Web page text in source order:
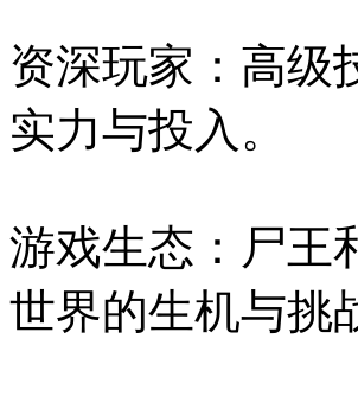
资深玩家：高级
实力与投入。
游戏生态：尸王
世界的生机与挑